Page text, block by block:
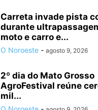
Carreta invade pista
durante
moto e carro e...
O Noroeste - agosto 9, 2026
2º dia do Mato Grosso
AgroFestival reúne
mil...